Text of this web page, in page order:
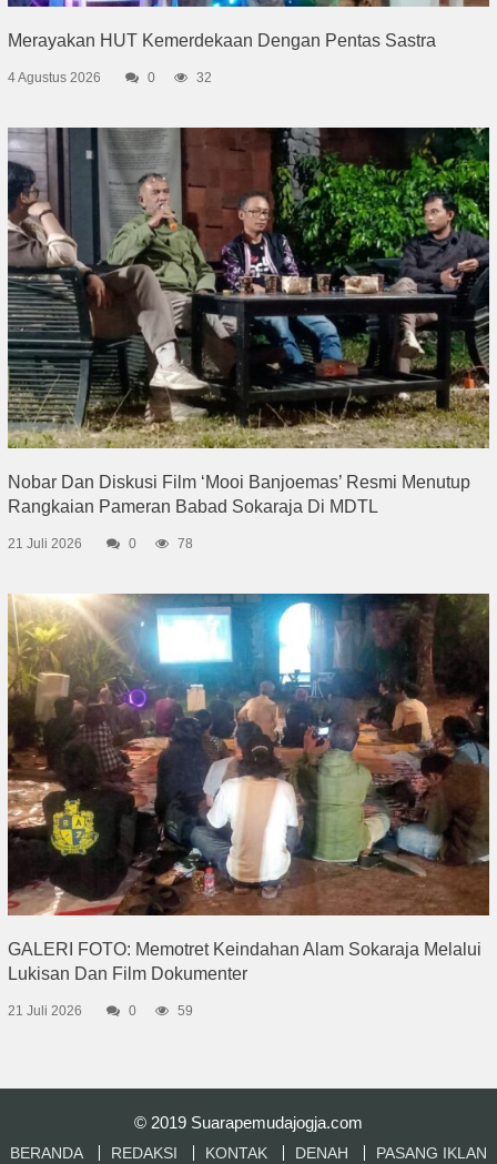
Merayakan HUT Kemerdekaan Dengan Pentas Sastra
4 Agustus 2026 0 32
Nobar Dan Diskusi Film ‘Mooi Banjoemas’ Resmi Menutup
Rangkaian Pameran Babad Sokaraja Di MDTL
21 Juli 2026 0 78
GALERI FOTO: Memotret Keindahan Alam Sokaraja Melalui
Lukisan Dan Film Dokumenter
21 Juli 2026 0 59
© 2019 Suarapemudajogja.com
BERANDA REDAKSI KONTAK DENAH PASANG IKLAN